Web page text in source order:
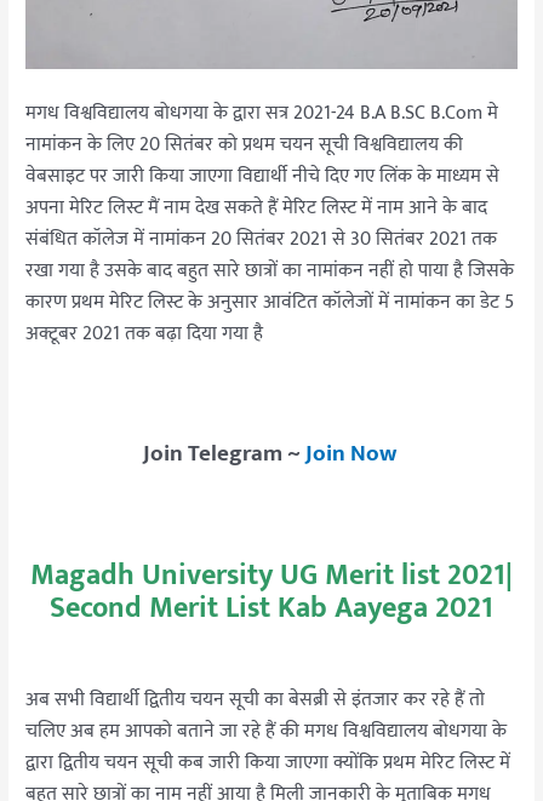
मगध विश्वविद्यालय बोधगया के द्वारा सत्र 2021-24 B.A B.SC B.Com मे
नामांकन के लिए 20 सितंबर को प्रथम चयन सूची विश्वविद्यालय की
वेबसाइट पर जारी किया जाएगा विद्यार्थी नीचे दिए गए लिंक के माध्यम से
अपना मेरिट लिस्ट मैं नाम देख सकते हैं मेरिट लिस्ट में नाम आने के बाद
संबंधित कॉलेज में नामांकन 20 सितंबर 2021 से 30 सितंबर 2021 तक
रखा गया है उसके बाद बहुत सारे छात्रों का नामांकन नहीं हो पाया है जिसके
कारण प्रथम मेरिट लिस्ट के अनुसार आवंटित कॉलेजों में नामांकन का डेट 5
अक्टूबर 2021 तक बढ़ा दिया गया है
Join Telegram ~Join Now
Magadh University UG Merit list 2021|
Second Merit List Kab Aayega 2021
अब सभी विद्यार्थी द्वितीय चयन सूची का बेसब्री से इंतजार कर रहे हैं तो
चलिए अब हम आपको बताने जा रहे हैं की मगध विश्वविद्यालय बोधगया के
द्वारा द्वितीय चयन सूची कब जारी किया जाएगा क्योंकि प्रथम मेरिट लिस्ट में
बहुत सारे छात्रों का नाम नहीं आया है मिली जानकारी के मुताबिक मगध